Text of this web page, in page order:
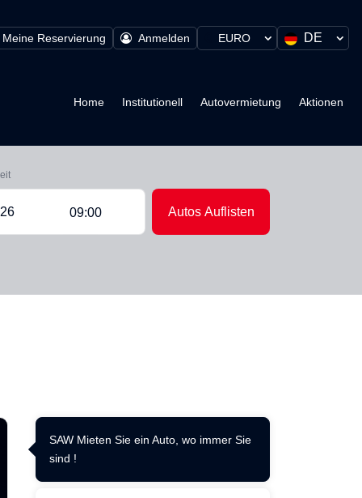
Meine Reservierung Anmelden DE
EURO
Home Institutionell Autovermietung Aktionen
09:00 Autos Auflisten
SAW Mieten Sie ein Auto, wo immer Sie
sind !